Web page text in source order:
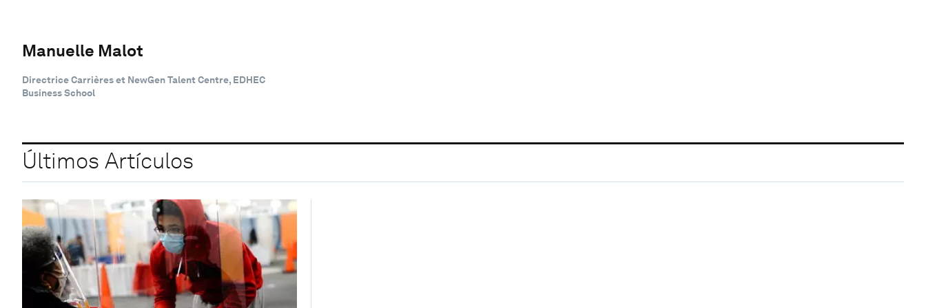
Manuelle Malot
Directrice Carrières et NewGen Talent Centre, EDHEC
Business School
Últimos Artículos